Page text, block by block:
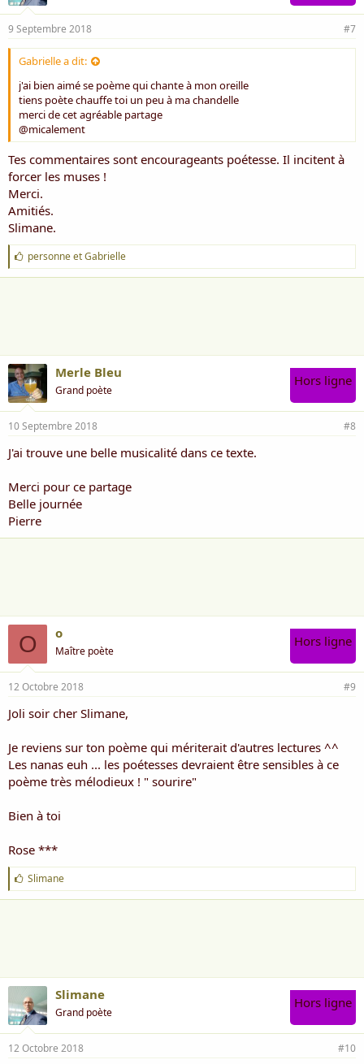
9 Septembre 2018 #7
Gabrielle a dit:
j'ai bien aimé se poème qui chante à mon oreille
tiens poète chauffe toi un peu à ma chandelle
merci de cet agréable partage
@micalement
Tes commentaires sont encourageants poétesse. Il incitent à
forcer les muses !
Merci.
Amitiés.
Slimane.
J
'
a
personneetGabrielle
Merle Bleu
Grand poète
Hors ligne
10 Septembre 2018 #8
J'ai trouve une belle musicalité dans ce texte.
Merci pour ce partage
Belle journée
Pierre
O o
Maître poète
Hors ligne
12 Octobre 2018 #9
Joli soir cher Slimane,
Je reviens sur ton poème qui mériterait d'autres lectures ^^
Les nanas euh ... les poétesses devraient être sensibles à ce
poème très mélodieux ! " sourire"
Bien à toi
Rose ***
J
'
a
Slimane
Slimane
Grand poète
Hors ligne
12 Octobre 2018 #10